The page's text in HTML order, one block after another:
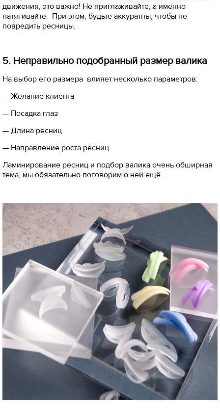
движения, это важно! Не приглаживайте, а именно
натягивайте. При этом, будьте аккуратны, чтобы не
повредить ресницы.
5. Неправильно подобранный размер валика
На выбор его размера влияет несколько параметров:
— Желание клиента
— Посадка глаз
— Длина ресниц
— Направление роста ресниц
Ламинирование ресниц и подбор валика очень обширная
тема, мы обязательно поговорим о ней ещё.